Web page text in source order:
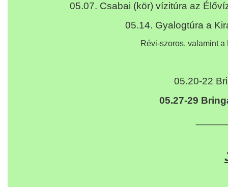
05.07. Csabai (kör) vízitúra az
05.14. Gyalogtúra a
Révi-szoros, valamint
05.20-22
05.27-29